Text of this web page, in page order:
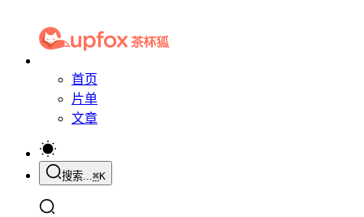
首页
片单
文章
搜索...⌘K